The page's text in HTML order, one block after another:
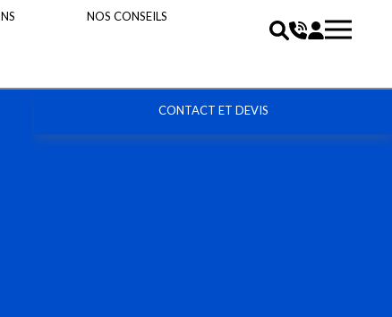
NOS CONSEILS
CONTACT ET DEVIS